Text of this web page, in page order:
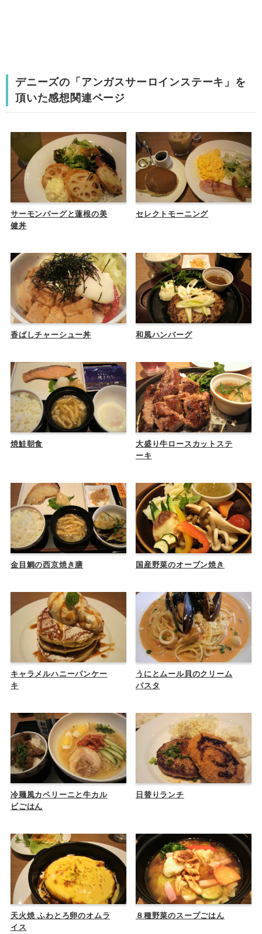
デニーズの「アンガスサーロインステーキ」を
頂いた感想関連ページ
サーモンバーグと蓮根の美
健丼
セレクトモーニング
香ばしチャーシュー丼 和風ハンバーグ
焼鮭朝食
大盛り牛ロースカットステ
ーキ
金目鯛の西京焼き膳 国産野菜のオーブン焼き
キャラメルハニーパンケー
キ
うにとムール貝のクリーム
パスタ
冷麺風カペリーニと牛カル
ビごはん
日替りランチ
天火焼 ふわとろ卵のオムラ
イス
８種野菜のスープごはん